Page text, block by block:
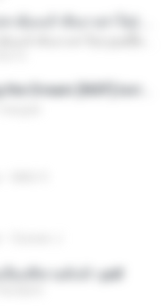
ยงพี่ชายทั้งห้า.pdf